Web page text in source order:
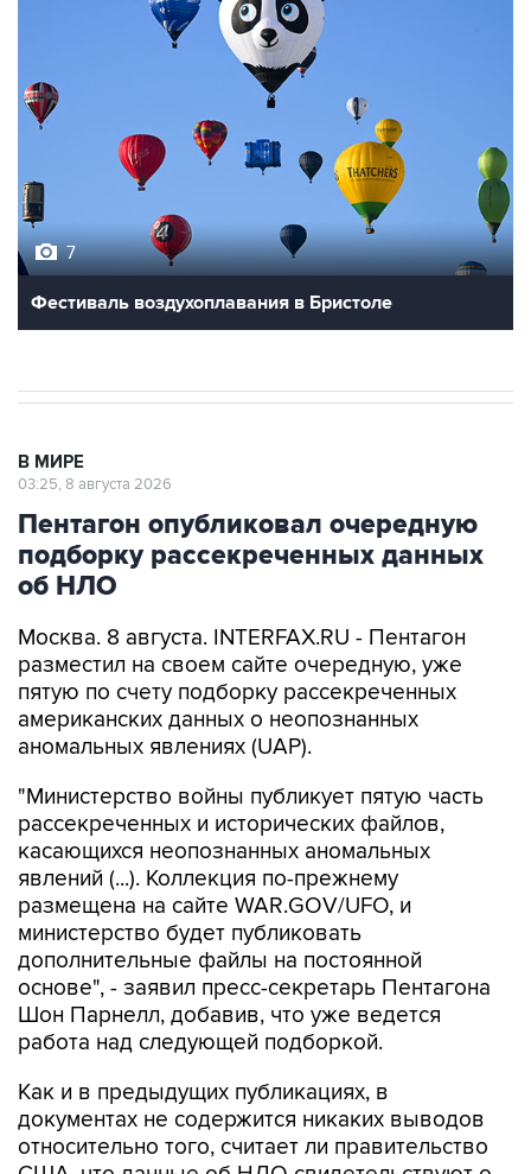
7
Фестиваль воздухоплавания в Бристоле
В МИРЕ
03:25, 8 августа 2026
Пентагон опубликовал очередную
подборку рассекреченных данных
об НЛО
Москва. 8 августа. INTERFAX.RU - Пентагон
разместил на своем сайте очередную, уже
пятую по счету подборку рассекреченных
американских данных о неопознанных
аномальных явлениях (UAP).
"Министерство войны публикует пятую часть
рассекреченных и исторических файлов,
касающихся неопознанных аномальных
явлений (...). Коллекция по-прежнему
размещена на сайте WAR.GOV/UFO, и
министерство будет публиковать
дополнительные файлы на постоянной
основе", - заявил пресс-секретарь Пентагона
Шон Парнелл, добавив, что уже ведется
работа над следующей подборкой.
Как и в предыдущих публикациях, в
документах не содержится никаких выводов
относительно того, считает ли правительство